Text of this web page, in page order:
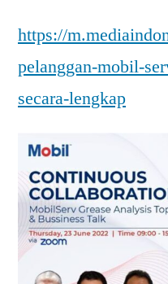
https://
pelanggan-mobil-
secara-lengkap